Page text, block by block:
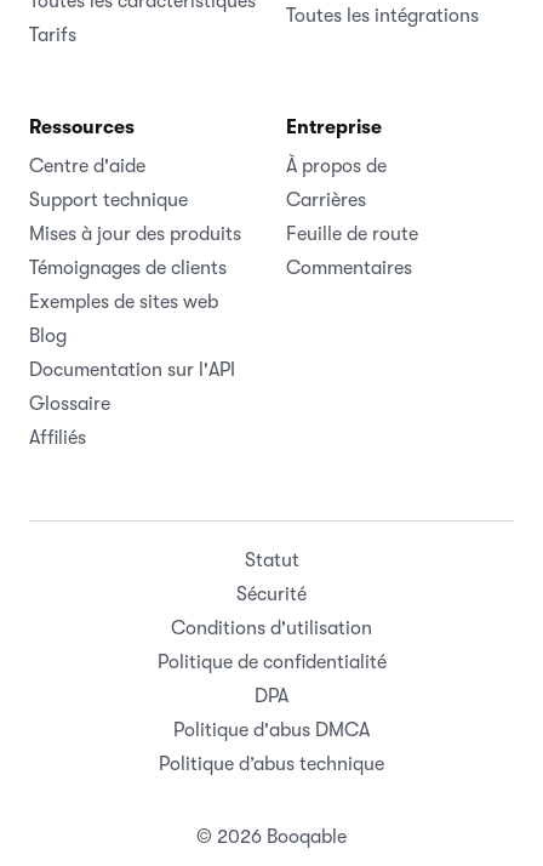
Tarifs
Toutes les intégrations
Ressources
Centre d'aide
Support technique
Mises à jour des produits
Témoignages de clients
Exemples de sites web
Blog
Documentation sur l'API
Glossaire
Affiliés
Entreprise
À propos de
Carrières
Feuille de route
Commentaires
© 2026 Booqable
Statut
Sécurité
Conditions d'utilisation
Politique de confidentialité
DPA
Politique d'abus DMCA
Politique d’abus technique